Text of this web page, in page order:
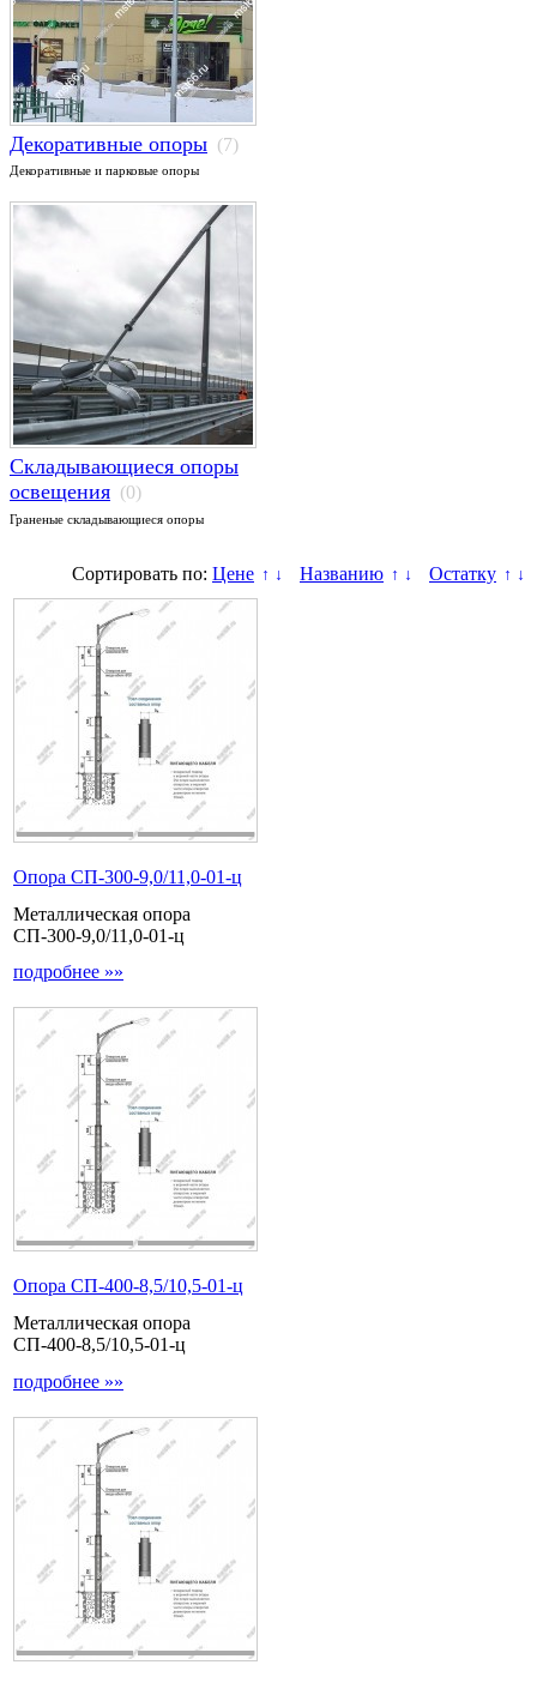
Декоративные опоры (7)
Декоративные и парковые опоры
Складывающиеся опоры
освещения (0)
Граненые складывающиеся опоры
Сортировать по: Цене ↑ ↓ Названию ↑ ↓ Остатку ↑ ↓
Опора СП-300-9,0/11,0-01-ц
Металлическая опора
СП-300-9,0/11,0-01-ц
подробнее »»
Опора СП-400-8,5/10,5-01-ц
Металлическая опора
СП-400-8,5/10,5-01-ц
подробнее »»